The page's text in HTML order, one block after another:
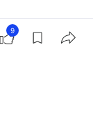
爐加
9